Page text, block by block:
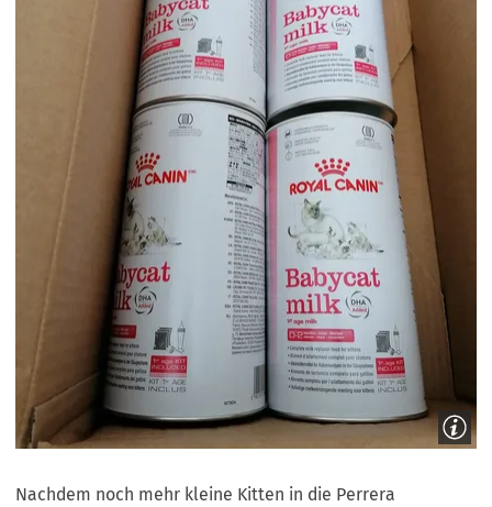
Nachdem noch mehr kleine Kitten in die Perrera